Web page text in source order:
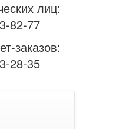
лиц:
82-77
заказов:
28-35